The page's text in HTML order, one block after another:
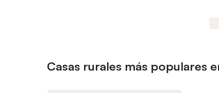
Casas rurales más populares